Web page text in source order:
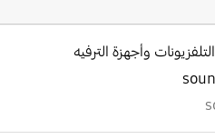
التلفزيونات وأجهزة الترفيه